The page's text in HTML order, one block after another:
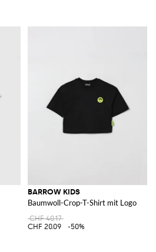
BARROW KIDS
Baumwoll-Crop-T-Shirt mit Logo
CHF 40.17
CHF 20.09
-50%